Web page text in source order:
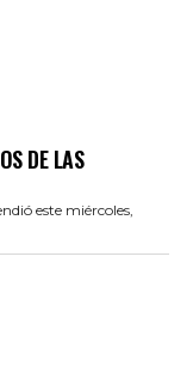
DE LAS
este miércoles,